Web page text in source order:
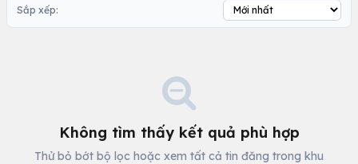
Sắp xếp:
Không tìm thấy kết quả phù hợp
Thử bỏ bớt bộ lọc hoặc xem tất cả tin đăng trong khu